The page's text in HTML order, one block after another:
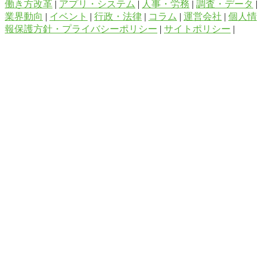
働き方改革 | アプリ・システム | 人事・労務 | 調査・データ |
業界動向 | イベント | 行政・法律 | コラム | 運営会社 | 個人情
報保護方針・プライバシーポリシー | サイトポリシー |